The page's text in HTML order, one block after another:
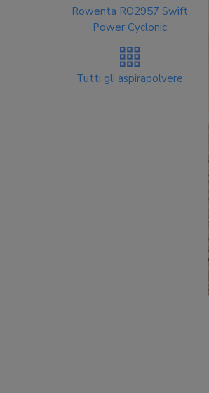
Rowenta RO2957 Swift
Power Cyclonic
Tutti gli aspirapolvere